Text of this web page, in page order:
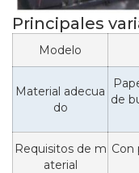
Principales
Modelo
Material adecua
do
de
Requisitos de m
aterial
Con